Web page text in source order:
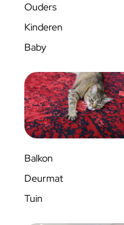
Ouders
Kinderen
Baby
Balkon
Deurmat
Tuin